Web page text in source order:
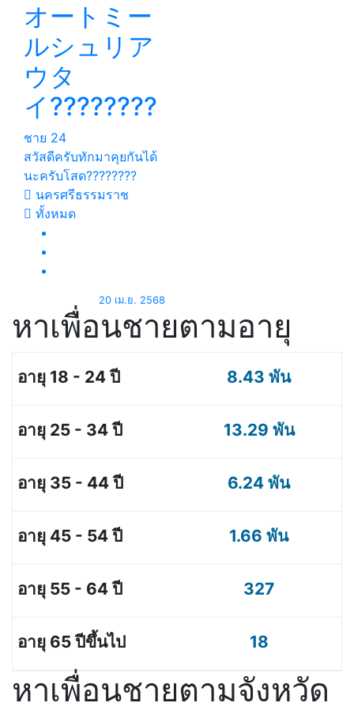
オートミー
ルシュリア
ウタ
イ????????
ชาย 24
สวัสดีครับทักมาคุยกันได้
นะครับโสด????????
นครศรีธรรมราช
ทั้งหมด
20 เม.ย. 2568
หาเพื่อนชายตามอายุ
8.43 พัน
13.29 พัน
6.24 พัน
1.66 พัน
327
18
หาเพื่อนชายตามจังหวัด